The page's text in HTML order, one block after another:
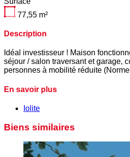
77,55 m²
Description
Idéal investisseur ! Maison
séjour / salon traversant et garage,
personnes à mobilité réduite
En savoir plus
Iolite
Biens similaires